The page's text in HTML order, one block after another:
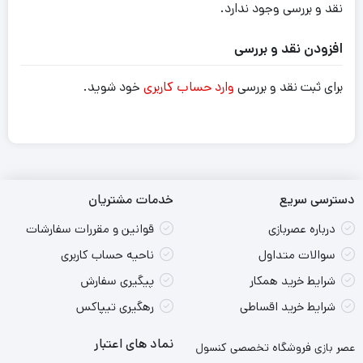
نقد و بررسی وجود ندارد.
افزودن نقد و بررسی
برای ثبت نقد و بررسی وارد حساب کاربری خود شوید.
دسترسی سریع
درباره عصربازی
سوالات متداول
شرایط خرید همکار
شرایط خرید اقساطی
خدمات مشتریان
قوانین و مقررات سفارشات
ناحیه حساب کاربری
پیگیری سفارش
رهگیری تیپاکس
عصر بازی فروشگاه تخصصی کنسول
نماد های اعتبار